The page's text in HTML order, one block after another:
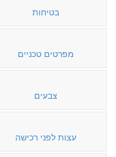
בטיחות
מפרטים טכניים
צבעים
עצות לפני רכישה